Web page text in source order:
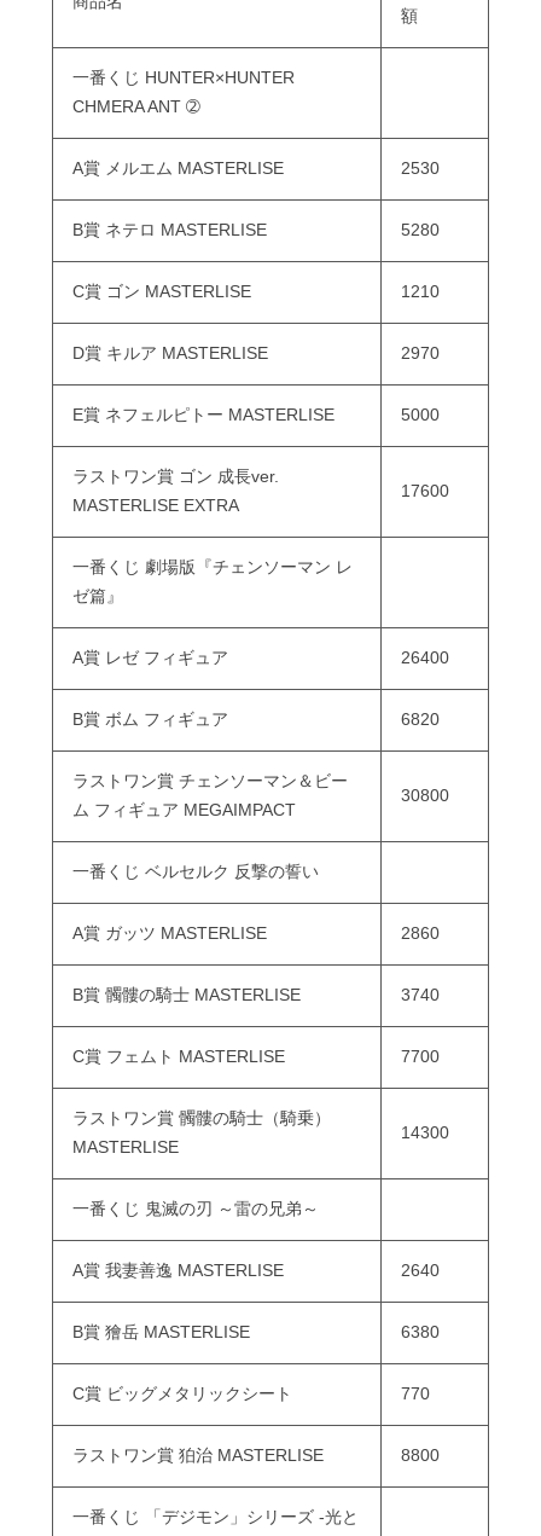
額
一番くじ HUNTER×HUNTER
CHMERA ANT ➁
A賞 メルエム MASTERLISE 2530
B賞 ネテロ MASTERLISE 5280
C賞 ゴン MASTERLISE 1210
D賞 キルア MASTERLISE 2970
E賞 ネフェルピトー MASTERLISE 5000
ラストワン賞 ゴン 成長ver.
MASTERLISE EXTRA
17600
一番くじ 劇場版『チェンソーマン レ
ゼ篇』
A賞 レゼ フィギュア 26400
B賞 ボム フィギュア 6820
ラストワン賞 チェンソーマン＆ビー
ム フィギュア MEGAIMPACT
30800
一番くじ ベルセルク 反撃の誓い
A賞 ガッツ MASTERLISE 2860
B賞 髑髏の騎士 MASTERLISE 3740
C賞 フェムト MASTERLISE 7700
ラストワン賞 髑髏の騎士（騎乗）
MASTERLISE
14300
一番くじ 鬼滅の刃 ～雷の兄弟～
A賞 我妻善逸 MASTERLISE 2640
B賞 獪岳 MASTERLISE 6380
C賞 ビッグメタリックシート 770
ラストワン賞 狛治 MASTERLISE 8800
一番くじ 「デジモン」シリーズ -光と